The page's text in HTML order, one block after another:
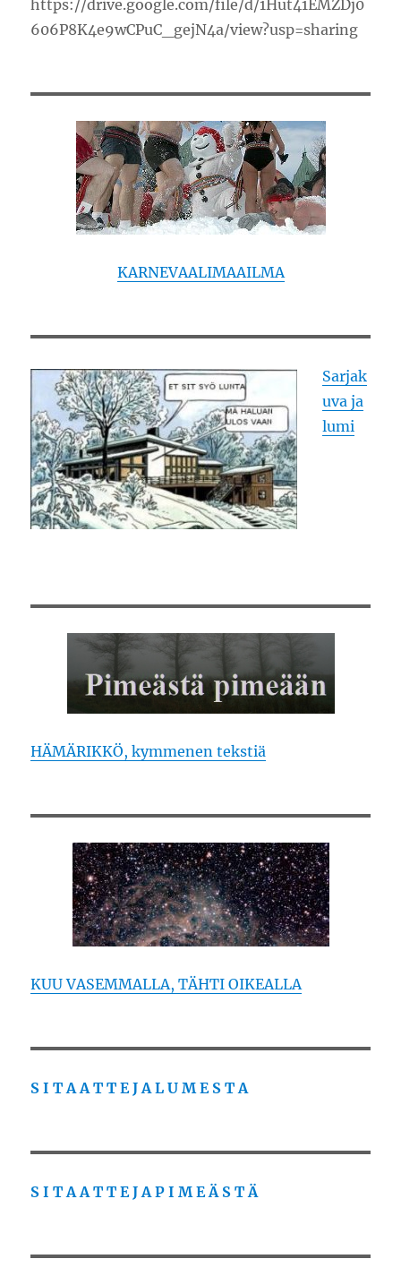
https://drive.google.com/file/d/1Hut41EMZDj0
606P8K4e9wCPuC_gejN4a/view?usp=sharing
KARNEVAALIMAAILMA
Sarjak
uva ja
lumi
HÄMÄRIKKÖ, kymmenen tekstiä
KUU VASEMMALLA, TÄHTI OIKEALLA
S I T A A T T E J A L U M E S T A
S I T A A T T E J A P I M E Ä S T Ä